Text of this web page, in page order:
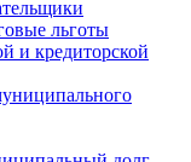
льготы
и кредиторской